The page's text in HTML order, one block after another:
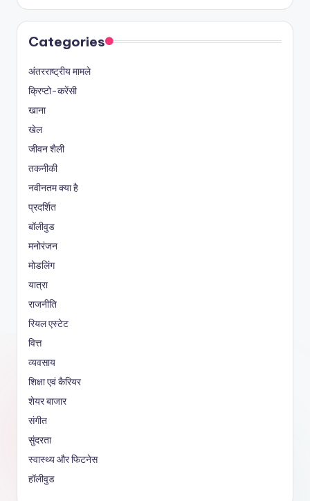
Categories
अंतरराष्ट्रीय मामले
क्रिप्टो-करेंसी
खाना
खेल
जीवन शैली
तकनीकी
नवीनतम क्या है
प्रदर्शित
बॉलीवुड
मनोरंजन
मोडलिंग
यात्रा
राजनीति
रियल एस्टेट
वित्त
व्यवसाय
शिक्षा एवं कैरियर
शेयर बाजार
संगीत
सुंदरता
स्वास्थ्य और फिटनेस
हॉलीवुड